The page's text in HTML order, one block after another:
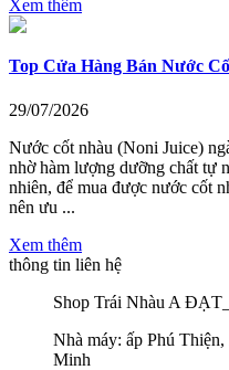
Xem thêm
Top Cửa Hàng Bán Nước
29/07/2026
Nước cốt nhàu (Noni Juice)
nhờ hàm lượng dưỡng chất tự
nhiên, để mua được nước cốt
nên ưu ...
Xem thêm
thông tin liên hệ
Shop Trái Nhàu A
Nhà máy: ấp Phú
Minh